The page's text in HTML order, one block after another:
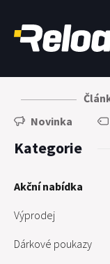
Novinka
Kategorie
Akční nabídka
Výprodej
Dárkové poukazy